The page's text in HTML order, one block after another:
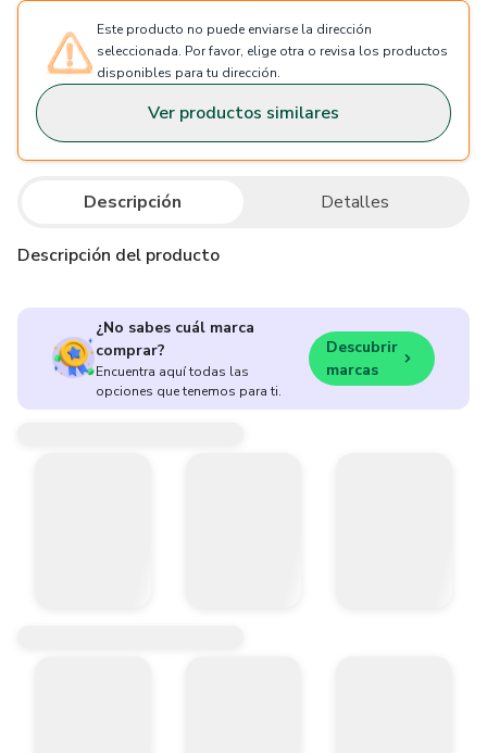
Este producto no puede enviarse la dirección
seleccionada. Por favor, elige otra o revisa los productos
disponibles para tu dirección.
Ver productos similares
Descripción Detalles
Descripción del producto
¿No sabes cuál marca
comprar?
Encuentra aquí todas las
opciones que tenemos para ti.
Descubrir
marcas